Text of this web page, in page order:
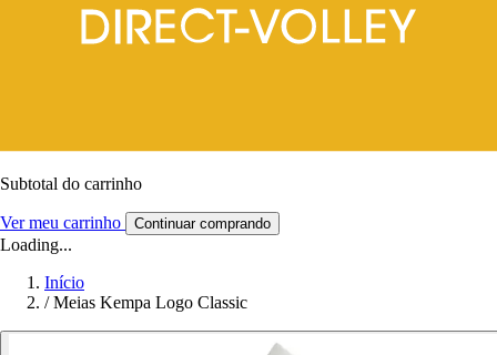
Subtotal do carrinho
Ver meu carrinho Continuar comprando
Loading...
Início
/ Meias Kempa Logo Classic